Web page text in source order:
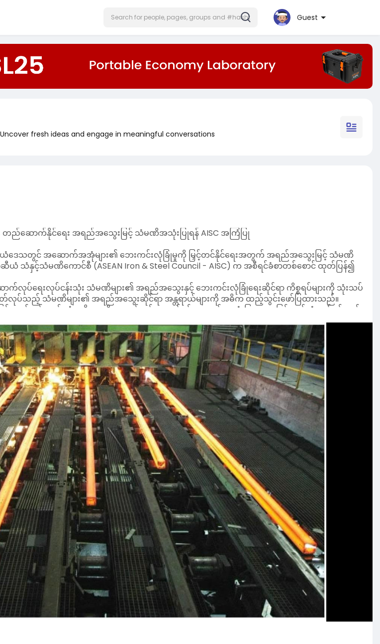
Guest
fresh ideas and engage in meaningful conversations
ဆောက်နိုင်ရေး အရည်အသွေးမြင့် သံမဏိအသုံးပြုရန် AISC အကြံပြု
ယံဒေသတွင် အဆောက်အအုံများ၏ ဘေးကင်းလုံခြုံမှုကို မြှင့်တင်နိုင်ရေးအတွက် အရည်အသွေးမြင့် သံမဏိ
ဆီယံ သံနှင့်သံမဏိကောင်စီ (ASEAN Iron & Steel Council - AISC) က အစီရင်ခံစာတစ်စောင် ထုတ်ပြန်၍
က်လုပ်ရေးလုပ်ငန်းသုံး သံမဏိများ၏ အရည်အသွေးနှင့် ဘေးကင်းလုံခြုံရေးဆိုင်ရာ ကိစ္စရပ်များကို သုံးသပ်
င့် ထုတ်လုပ်သည့် သံမဏိများ၏ အရည်အသွေးဆိုင်ရာ အန္တရာယ်များကို အဓိက ထည့်သွင်းဖော်ပြထားသည်။
ဖြင့် ထုတ်လုပ်သည့် သံမဏိများကို ဆောက်လုပ်ရေးလုပ်ငန်းများတွင် အသုံးပြုမှုအား ပြန်လည်သုံးသပ်ရန်၊ ယင်း
ျားတွင်သာ ကန့်သတ်အသုံးပြုရန်၊ ထုတ်ကုန်အမှတ်အသားများကို ရှင်းလင်းစွာ ဖော်ပြရန်နှင့် ဆက်လက်
န်းများကို ပိုမိုတင်းကျပ်စွာ သတ်မှတ်ရန် တိုက်တွန်းထားသည်။
သို့ အဆင့်ဆင့်ကူးပြောင်းနိုင်ရန် လမ်းပြမြေပုံ (Roadmap) ရေးဆွဲအကောင်အထည်ဖော်ရန်လည်း
မပြုလုပ်ပါက အရည်အသွေးနိမ့် သံမဏိများ ဈေးကွက်အတွင်း ပိုမိုပျံ့နှံ့လာနိုင်ပြီး ပြည်သူများ၏ အသက်
း သတိပေးထားသည်။
သတ်မှတ်ထားသည့် ဓာတုဗေဒစံနှုန်းအချို့ကို ပြည့်မီနေသော်လည်း အသေးစိတ် စမ်းသပ်စစ်ဆေးမှုများ
း ယင်းအခြေအနေကြောင့် ငလျင်ဒဏ်ခံနိုင်ရည်နှင့် အဆောက်အအုံများ၏ တည်ဆောက်ပုံဆိုင်ရာ ခိုင်ခံ့မှုကို ထိခိုက်
IF စနစ်ဖြင့် သံမဏိချောင်း ထုတ်လုပ်ခြင်းကို ပိတ်ပင်ထားကြောင်း၊ အိန္ဒိယနိုင်ငံတွင်လည်း
င်းကို တားမြစ်ထားကြောင်း ဖော်ပြထားသည်။ ဗီယက်နမ်နိုင်ငံတွင် IF စနစ်မှ ခေတ်မီထုတ်လုပ်ရေးနည်း
ည်အသွေးထိန်းချုပ်မှုများကိုလည်း တိုးမြှင့်ဆောင်ရွက်လျက်ရှိကြောင်း သိရသည်။
း IF စနစ်ဖြင့် ထုတ်လုပ်သည့် သံမဏိများကို ရှင်းလင်းစွာ အမှတ်အသားပြုလုပ်ခြင်းနှင့် စီမံခန့်ခွဲမှုများကို ပိုမို
၏ အစီရင်ခံစာတွင် ဖော်ပြထားသည်။